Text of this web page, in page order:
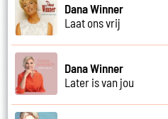
Dana Winner
Laat ons vrij
Dana Winner
Later is van jou